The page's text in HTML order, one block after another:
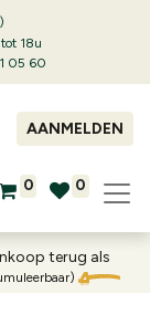
18u
05 60
AANMELDEN
0 0
terug als